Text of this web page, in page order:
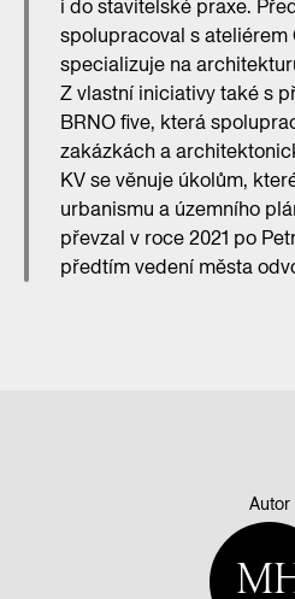
i do stavitelské praxe.
spolupracoval s ateliérem
specializuje na
Z vlastní iniciativy také s
BRNO five, která
zakázkách a
KV se věnuje úkolům,
urbanismu a územního
převzal v roce 2021 po
předtím vedení města
Autor